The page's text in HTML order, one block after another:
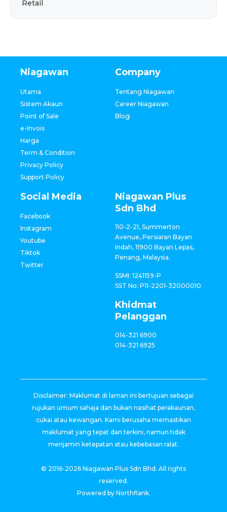
Retail
Niagawan
Utama
Sistem Akaun
Point of Sale
e-Invois
Harga
Term & Condition
Privacy Policy
Support Policy
Company
Tentang Niagawan
Career Niagawan
Blog
Social Media
Facebook
Instagram
Youtube
Tiktok
Twitter
Niagawan Plus
Sdn Bhd
110-2-21, Summerton
Avenue, Persiaran Bayan
Indah, 11900 Bayan Lepas,
Penang, Malaysia.
SSMI: 1241159-P
SST No: P11-2201-32000010
Khidmat
Pelanggan
014-321 6900
014-321 6925
Disclaimer: Maklumat di laman ini bertujuan sebagai
rujukan umum sahaja dan bukan nasihat perakaunan,
cukai atau kewangan. Kami berusaha memastikan
maklumat yang tepat dan terkini, namun tidak
menjamin ketepatan atau kebebasan ralat.
© 2016-2026 Niagawan Plus Sdn Bhd. All rights
reserved.
Powered by Northflank.